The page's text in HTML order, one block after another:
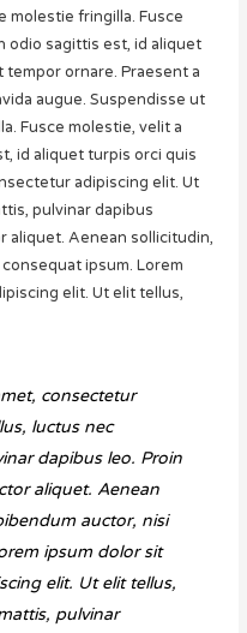
molestie fringilla. Fusce
odio sagittis est, id aliquet
ornare. Praesent a
augue. Suspendisse ut
Fusce molestie, velit a
id aliquet turpis orci quis
adipiscing elit. Ut
pulvinar dapibus
aliquet. Aenean sollicitudin,
ipsum. Lorem
elit. Ut elit tellus,
consectetur
luctus nec
dapibus leo. Proin
aliquet. Aenean
auctor, nisi
ipsum dolor sit
elit. Ut elit tellus,
pulvinar